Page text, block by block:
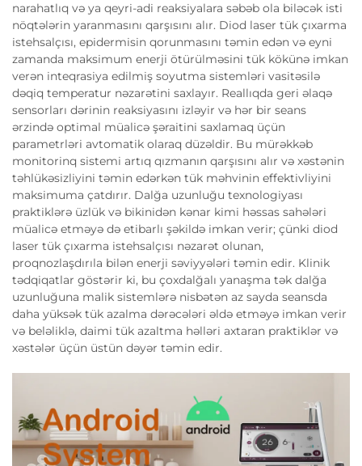
narahatlıq və ya qeyri-adi reaksiyalara səbəb ola biləcək isti
nöqtələrin yaranmasını qarşısını alır. Diod laser tük çıxarma
istehsalçısı, epidermisin qorunmasını təmin edən və eyni
zamanda maksimum enerji ötürülməsini tük kökünə imkan
verən inteqrasiya edilmiş soyutma sistemləri vasitəsilə
dəqiq temperatur nəzarətini saxlayır. Reallıqda geri əlaqə
sensorları dərinin reaksiyasını izləyir və hər bir seans
ərzində optimal müalicə şəraitini saxlamaq üçün
parametrləri avtomatik olaraq düzəldir. Bu mürəkkəb
monitorinq sistemi artıq qızmanın qarşısını alır və xəstənin
təhlükəsizliyini təmin edərkən tük məhvinin effektivliyini
maksimuma çatdırır. Dalğa uzunluğu texnologiyası
praktiklərə üzlük və bikinidən kənar kimi həssas sahələri
müalicə etməyə də etibarlı şəkildə imkan verir; çünki diod
laser tük çıxarma istehsalçısı nəzarət olunan,
proqnozlaşdırıla bilən enerji səviyyələri təmin edir. Klinik
tədqiqatlar göstərir ki, bu çoxdalğalı yanaşma tək dalğa
uzunluğuna malik sistemlərə nisbətən az sayda seansda
daha yüksək tük azalma dərəcələri əldə etməyə imkan verir
və beləliklə, daimi tük azaltma həlləri axtaran praktiklər və
xəstələr üçün üstün dəyər təmin edir.